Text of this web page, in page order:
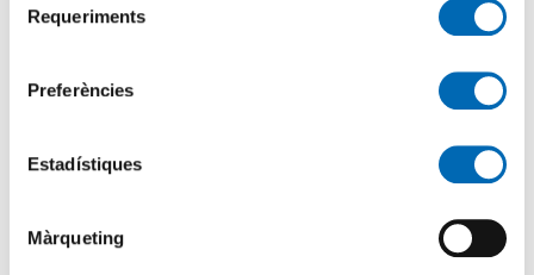
Requeriments
Preferències
Estadístiques
Màrqueting
Consellera Paneque "El Departament duplica pràcticament el pressupost a les